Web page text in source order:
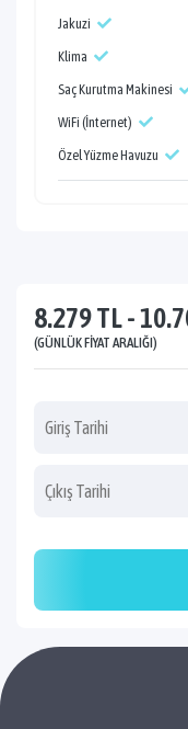
Jakuzi
Klima
Saç Kurutma Makinesi
WiFi (İnternet)
Özel Yüzme Havuzu
8.279 TL -
(GÜNLÜK FIYAT ARALIĞI)